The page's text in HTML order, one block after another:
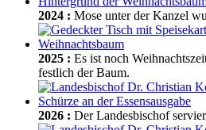
2024 : Mose unter der Kanzel
2025 : Es ist noch
festlich der Baum.
2026 : Der Landesbischof